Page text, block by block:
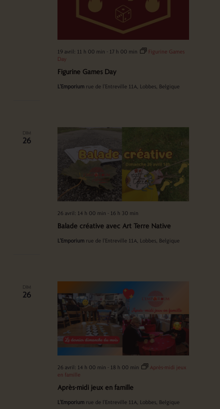
Figurine Games Day
19 avril: 11 h 00 min - 17 h 00 min
Figurine Games
Day
L'Emporium rue de l'Entreville 11A, Lobbes, Belgique
DIM
26
Balade créative avec Art Terre Native
26 avril: 14 h 00 min - 16 h 30 min
L'Emporium rue de l'Entreville 11A, Lobbes, Belgique
DIM
26
Après-midi jeux en famille
26 avril: 14 h 00 min - 18 h 00 min
Après-midi jeux
en famille
L'Emporium rue de l'Entreville 11A, Lobbes, Belgique